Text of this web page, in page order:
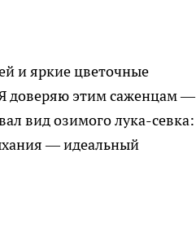
и яркие цветочные
доверяю этим саженцам —
вид озимого лука-севка:
— идеальный